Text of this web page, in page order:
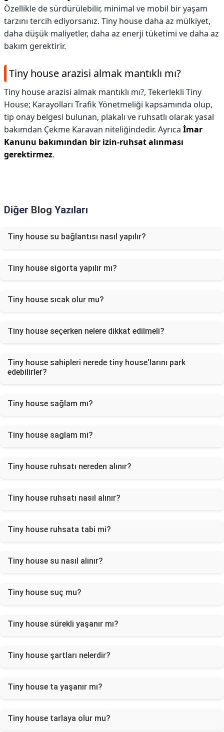
Özellikle de sürdürülebilir, minimal ve mobil bir yaşam
tarzını tercih ediyorsanız. Tiny house daha az mülkiyet,
daha düşük maliyetler, daha az enerji tüketimi ve daha az
bakım gerektirir.
Tiny house arazisi almak mantıklı mı?
Tiny house arazisi almak mantıklı mı?, Tekerlekli Tiny
House; Karayolları Trafik Yönetmeliği kapsamında olup,
tip onay belgesi bulunan, plakalı ve ruhsatlı olarak yasal
bakımdan Çekme Karavan niteliğindedir. Ayrıca İmar
Kanunu bakımından bir izin-ruhsat alınması
gerektirmez.
Diğer Blog Yazıları
Tiny house su bağlantısı nasıl yapılır?
Tiny house sigorta yapılır mı?
Tiny house sıcak olur mu?
Tiny house seçerken nelere dikkat edilmeli?
Tiny house sahipleri nerede tiny house'larını park
edebilirler?
Tiny house sağlam mı?
Tiny house saglam mi?
Tiny house ruhsatı nereden alınır?
Tiny house ruhsatı nasıl alınır?
Tiny house ruhsata tabi mi?
Tiny house su nasıl alınır?
Tiny house suç mu?
Tiny house sürekli yaşanır mı?
Tiny house şartları nelerdir?
Tiny house ta yaşanır mı?
Tiny house tarlaya olur mu?